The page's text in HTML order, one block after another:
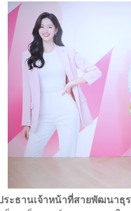
ะธานเจ้าหน้าที่สายพัฒนาธุ